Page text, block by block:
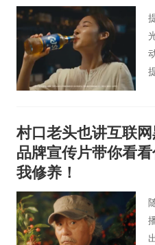
村口老头也讲互联
品牌宣传片带你看
我修养！